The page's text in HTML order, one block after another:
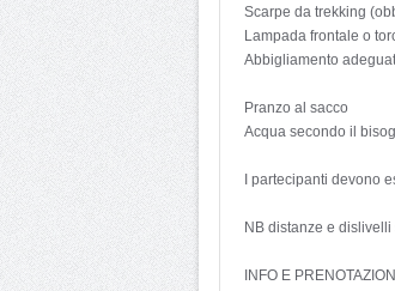
Scarpe da trekking
Lampada frontale o
Abbigliamento
Pranzo al sacco
Acqua secondo il
I partecipanti devono
NB distanze e
INFO E PRENOTAZIONI